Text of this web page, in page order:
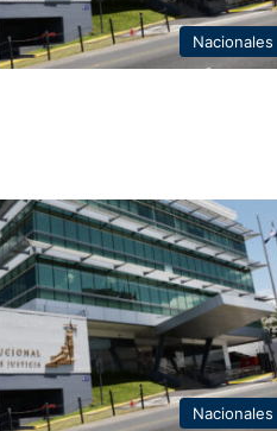
Nacionales
Nacionales